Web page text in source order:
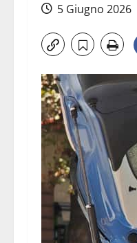
5 Giugno 2026